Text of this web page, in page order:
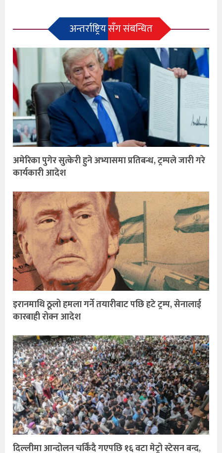
अन्तर्राष्ट्रिय सँग संबन्धित
अमेरिका पुगेर सुत्केरी हुने अभ्यासमा प्रतिबन्ध, ट्रम्पले जारी गरे
कार्यकारी आदेश
इरानमाथि ठूलो हमला गर्ने तयारीबाट पछि हटे ट्रम्प, सेनालाई
कारबाही रोक्न आदेश
दिल्लीमा आन्दोलन चर्किँदै गएपछि १६ वटा मेट्रो स्टेसन बन्द,